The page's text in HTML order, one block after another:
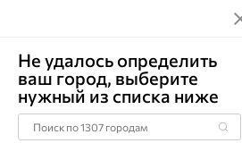
Главная Акции
Не удалось определить
ваш город, выберите
нужный из списка ниже